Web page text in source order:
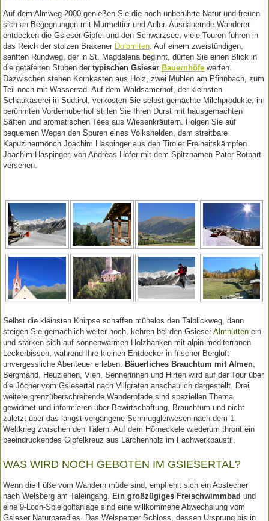
Auf dem Almweg 2000 genießen Sie die noch unberührte Natur und freuen
sich an Begegnungen mit Murmeltier und Adler. Ausdauernde Wanderer
entdecken die Gsieser Gipfel und den Schwarzsee, viele Touren führen in
das Reich der stolzen Braxener Dolomiten. Auf einem zweistündigen,
sanften Rundweg, der in St. Magdalena beginnt, dürfen Sie einen Blick in
die getäfelten Stuben dertypischen Gsieser Bauernhöfe werfen.
Dazwischen stehen Kornkasten aus Holz, zwei Mühlen am Pfinnbach, zum
Teil noch mit Wasserrad. Auf dem Waldsamerhof, der kleinsten
Schaukäserei in Südtirol, verkosten Sie selbst gemachte Milchprodukte, im
berühmten Vorderhuberhof stillen Sie Ihren Durst mit hausgemachten
Säften und aromatischen Tees aus Wiesenkräutern. Folgen Sie auf
bequemen Wegen den Spuren eines Volkshelden, dem streitbare
Kapuzinermönch Joachim Haspinger aus den Tiroler Freiheitskämpfen
Joachim Haspinger, von Andreas Hofer mit dem Spitznamen Pater Rotbart
versehen.
Selbst die kleinsten Knirpse schaffen mühelos den Talblickweg, dann
steigen Sie gemächlich weiter hoch, kehren bei den GsieserAlmhütten ein
und stärken sich auf sonnenwarmen Holzbänken mit alpin-mediterranen
Leckerbissen, während Ihre kleinen Entdecker in frischer Bergluft
unvergessliche Abenteuer erleben.
Bäuerliches Brauchtum mit Almen
Bergmahd, Heuziehen, Vieh, Sennerinnen und Hirten wird auf der Tour über
die Jöcher vom Gsiesertal nach Villgraten anschaulich dargestellt. Drei
weitere grenzüberschreitende Wanderpfade sind speziellen Thema
gewidmet und informieren über Bewirtschaftung, Brauchtum und nicht
zuletzt über das längst vergangene Schmugglerwesen nach dem 1.
Weltkrieg zwischen den Tälern. Auf dem Hörneckele wiederum thront ein
beeindruckendes Gipfelkreuz aus Lärchenholz im Fachwerkbaustil.
WAS WIRD NOCH GEBOTEN IM GSIESERTAL?
Wenn die Füße vom Wandern müde sind, empfiehlt sich ein Abstecher
nach Welsberg am Taleingang.
Ein großzügiges Freischwimmbad und
eine 9-Loch-Spielgolfanlage sind eine willkommene Abwechslung vom
Gsieser Naturparadies. Das Welsperger Schloss, dessen Ursprung bis in